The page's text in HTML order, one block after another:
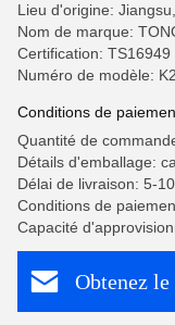
Lieu d'origine:
Nom de marque:
Certification: TS16949
Numéro de modèle:
Conditions de
Quantité de
Détails d'emballage:
Délai de livraison: 5-
Conditions de
Capacité
Obtenez